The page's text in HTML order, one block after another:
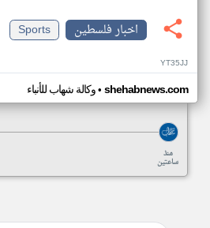
اخبار فلسطين
Sports
YT35JJ
وكالة شهاب للأنباء• shehabnews.com
منذ
ساعتين